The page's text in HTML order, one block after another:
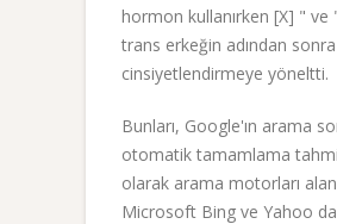
hormon kullanırken [X] " ve
trans erkeğin adından sonra
cinsiyetlendirmeye yöneltti.
Bunları, Google'ın arama
otomatik tamamlama
olarak arama motorları
Microsoft Bing ve Yahoo